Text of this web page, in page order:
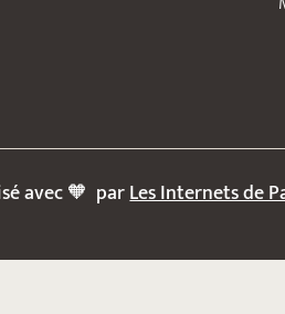
avec 🧡 parLes Internets de